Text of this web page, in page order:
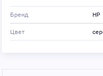
Бренд HP
Цвет